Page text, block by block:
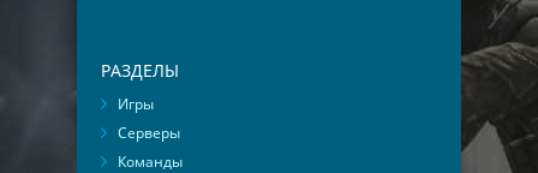
РАЗДЕЛЫ
Игры
Серверы
Команды